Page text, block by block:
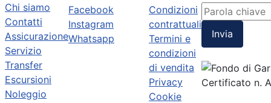
Chi siamo
Contatti
Assicurazione
Servizio
Transfer
Escursioni
Noleggio
Facebook
Instagram
Whatsapp
Condizioni
contrattuali
Termini e
condizioni
di vendita
Privacy
Cookie
Invia
Certificato n.